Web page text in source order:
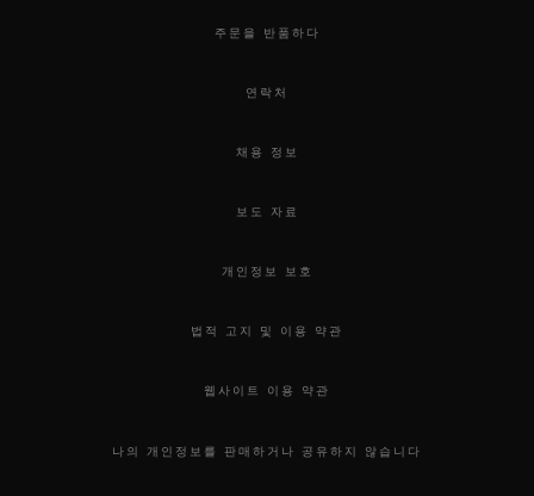
주문을 반품하다
연락처
채용 정보
보도 자료
개인정보 보호
법적 고지 및 이용 약관
웹사이트 이용 약관
나의 개인정보를 판매하거나 공유하지 않습니다